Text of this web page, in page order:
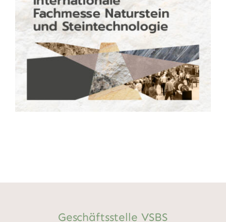
Geschäftsstelle VSBS